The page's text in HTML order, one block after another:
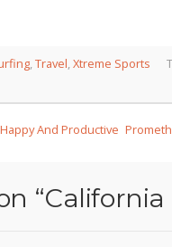
Travel Xtreme Sports
And Productive
“